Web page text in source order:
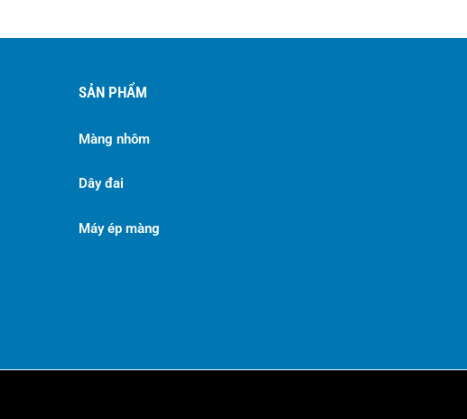
SẢN PHẨM
Màng nhôm
Dây đai
Máy ép màng